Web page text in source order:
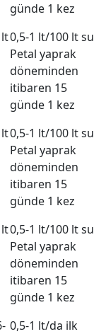
günde 1 kez
lt0,5-1 lt/100 lt su
Petal yaprak
döneminden
itibaren 15
günde 1 kez
lt0,5-1 lt/100 lt su
Petal yaprak
döneminden
itibaren 15
günde 1 kez
lt0,5-1 lt/100 lt su
Petal yaprak
döneminden
itibaren 15
günde 1 kez
0,5-1 lt/da ilk